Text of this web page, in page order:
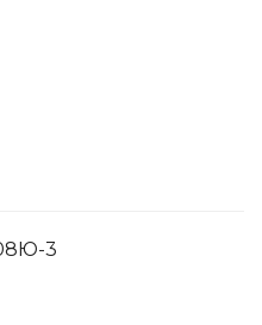
3